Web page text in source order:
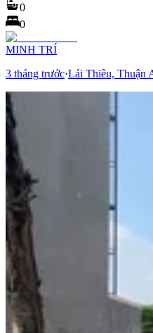
0
0
MINH TRÍ
3 tháng trước·Lái Thiêu, Thuận